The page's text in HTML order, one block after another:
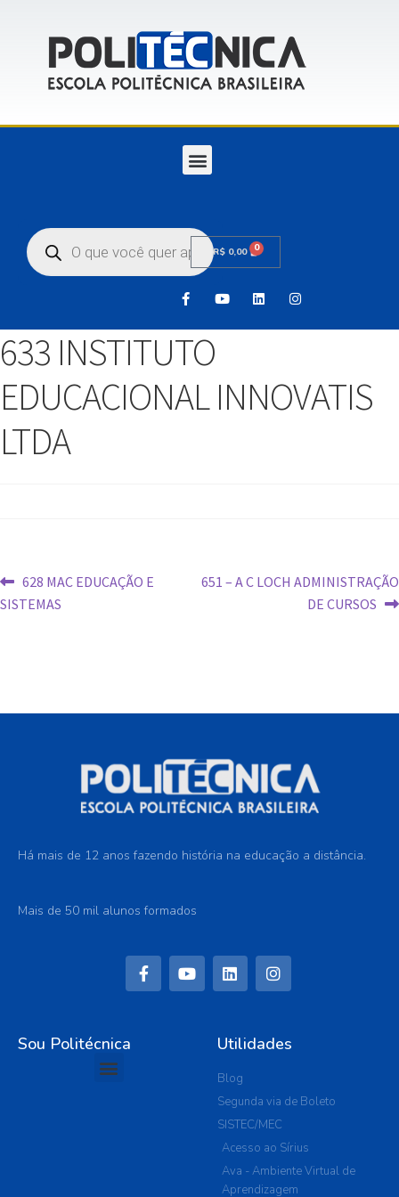
R$ 0,00 0
633 INSTITUTO
EDUCACIONAL INNOVATIS
LTDA
628 MAC EDUCAÇÃO E
SISTEMAS
651 – A C LOCH ADMINISTRAÇÃO
DE CURSOS
Há mais de 12 anos fazendo história na educação a distância.
Mais de 50 mil alunos formados
Sou Politécnica Utilidades
Blog
Segunda via de Boleto
SISTEC/MEC
Acesso ao Sírius
Ava - Ambiente Virtual de
Aprendizagem